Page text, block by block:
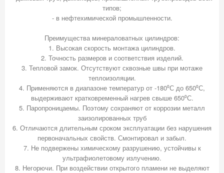
типов;
- в нефтехимической промышленности.
Преимущества минераловатных цилиндров:
1. Высокая скорость монтажа цилиндров.
2. Точность размеров и соответствия изделий.
3. Тепловой замок. Отсутствуют сквозные швы при мотаже
теплоизоляции.
4. Применяются в диапазоне температур от -180⁰С до 650⁰С,
выдерживают кратковременный нагрев свыше 650⁰С.
5. Паропроницаемы. Поэтому сохраняют от коррозии металл
заизолированных труб
6. Отличаются длительным сроком эксплуатации без нарушения
первоначальных свойств. Смонтировал и забыл.
7. Не подвержены химическому разрушению, устойчивы к
ультрафиолетовому излучению.
8. Негорючи. При воздействии открытого пламени не выделяют